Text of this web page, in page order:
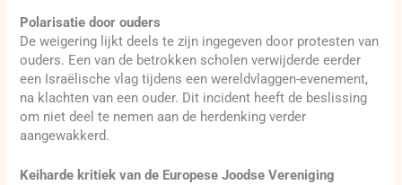
Polarisatie door ouders
De weigering lijkt deels te zijn ingegeven door protesten van
ouders. Een van de betrokken scholen verwijderde eerder
een Israëlische vlag tijdens een wereldvlaggen-evenement,
na klachten van een ouder. Dit incident heeft de beslissing
om niet deel te nemen aan de herdenking verder
aangewakkerd.
Keiharde kritiek van de Europese Joodse Vereniging